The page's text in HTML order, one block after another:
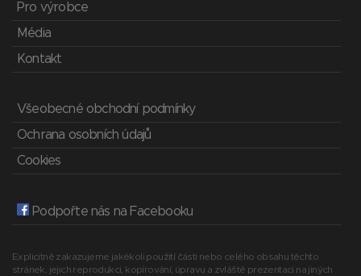
Pro výrobce
Média
Kontakt
Všeobecné obchodní podmínky
Ochrana osobních údajů
Cookies
Podpořte nás na Facebooku
Explicitně zakazujeme jakékoli použití části nebo celého obsahu těchto
stránek, jejich reprodukci, kopírování, úpravu a zvláště prezentaci na jiných